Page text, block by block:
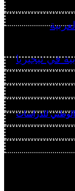
الوطني للدراسات